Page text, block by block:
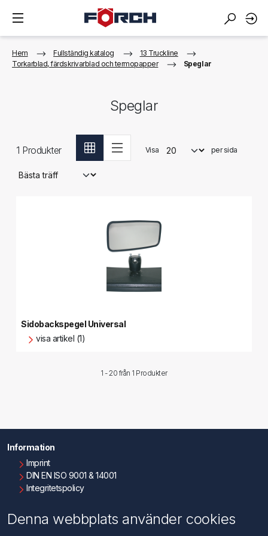
Hem Fullständig katalog
13 Truckline
Torkarblad, färdskrivarblad och termopapper
Speglar
Speglar
1 Produkter Visa per sida
Sidobackspegel Universal
visa artikel (1)
1 - 20 från 1 Produkter
Information
Imprint
DIN EN ISO 9001 & 14001
Integritetspolicy
Kontakta oss
Denna webbplats använder cookies